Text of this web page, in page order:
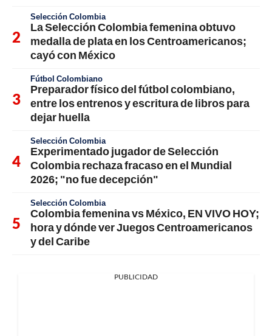
Selección Colombia
La Selección Colombia femenina obtuvo
medalla de plata en los Centroamericanos;
cayó con México
Fútbol Colombiano
Preparador físico del fútbol colombiano,
entre los entrenos y escritura de libros para
dejar huella
Selección Colombia
Experimentado jugador de Selección
Colombia rechaza fracaso en el Mundial
2026; "no fue decepción"
Selección Colombia
Colombia femenina vs México, EN VIVO HOY;
hora y dónde ver Juegos Centroamericanos
y del Caribe
PUBLICIDAD